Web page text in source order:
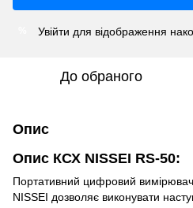
Увійти для відображення
До обраного
Опис
Опис КСХ NISSEI RS-50:
Портативний цифровий
NISSEI дозволяє виконувати